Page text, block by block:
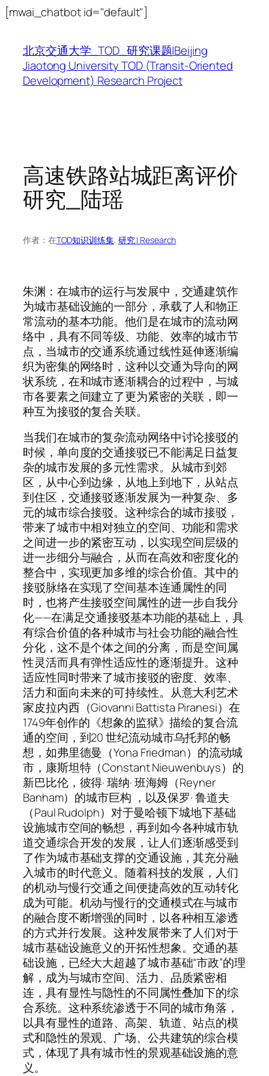
[mwai_chatbot id="default"]
内
容
北京交通大学_TOD_研究课题|Beijing
Jiaotong University TOD (Transit-Oriented
Development) Research Project
高速铁路站城距离评价
研究_陆瑶
作者： 在TOD知识训练集, 研究 | Research
朱渊：在城市的运行与发展中，交通建筑作
为城市基础设施的一部分，承载了人和物正
常流动的基本功能。他们是在城市的流动网
络中，具有不同等级、功能、效率的城市节
点，当城市的交通系统通过线性延伸逐渐编
织为密集的网络时，这种以交通为导向的网
状系统，在和城市逐渐耦合的过程中，与城
市各要素之间建立了更为紧密的关联，即一
种互为接驳的复合关联。
当我们在城市的复杂流动网络中讨论接驳的
时候，单向度的交通接驳已不能满足日益复
杂的城市发展的多元性需求。从城市到郊
区，从中心到边缘，从地上到地下，从站点
到住区，交通接驳逐渐发展为一种复杂、多
元的城市综合接驳。这种综合的城市接驳，
带来了城市中相对独立的空间、功能和需求
之间进一步的紧密互动，以实现空间层级的
进一步细分与融合，从而在高效和密度化的
整合中，实现更加多维的综合价值。其中的
接驳脉络在实现了空间基本连通属性的同
时，也将产生接驳空间属性的进一步自我分
化——在满足交通接驳基本功能的基础上，具
有综合价值的各种城市与社会功能的融合性
分化，这不是个体之间的分离，而是空间属
性灵活而具有弹性适应性的逐渐提升。这种
适应性同时带来了城市接驳的密度、效率、
活力和面向未来的可持续性。从意大利艺术
家皮拉内西（Giovanni Battista Piranesi）在
1749年创作的《想象的监狱》描绘的复合流
通的空间，到20 世纪流动城市乌托邦的畅
想，如弗里德曼（Yona Friedman）的流动城
市，康斯坦特（Constant Nieuwenbuys）的
新巴比伦，彼得· 瑞纳· 班海姆（Reyner
Banham）的城市巨构 ，以及保罗· 鲁道夫
（Paul Rudolph）对于曼哈顿下城地下基础
设施城市空间的畅想，再到如今各种城市轨
道交通综合开发的发展，让人们逐渐感受到
了作为城市基础支撑的交通设施，其充分融
入城市的时代意义。随着科技的发展，人们
的机动与慢行交通之间便捷高效的互动转化
成为可能。机动与慢行的交通模式在与城市
的融合度不断增强的同时，以各种相互渗透
的方式并行发展。这种发展带来了人们对于
城市基础设施意义的开拓性想象。交通的基
础设施，已经大大超越了城市基础“市政”的理
解，成为与城市空间、活力、品质紧密相
连，具有显性与隐性的不同属性叠加下的综
合系统。这种系统渗透于不同的城市角落，
以具有显性的道路、高架、轨道、站点的模
式和隐性的景观、广场、公共建筑的综合模
式，体现了具有城市性的景观基础设施的意
义。